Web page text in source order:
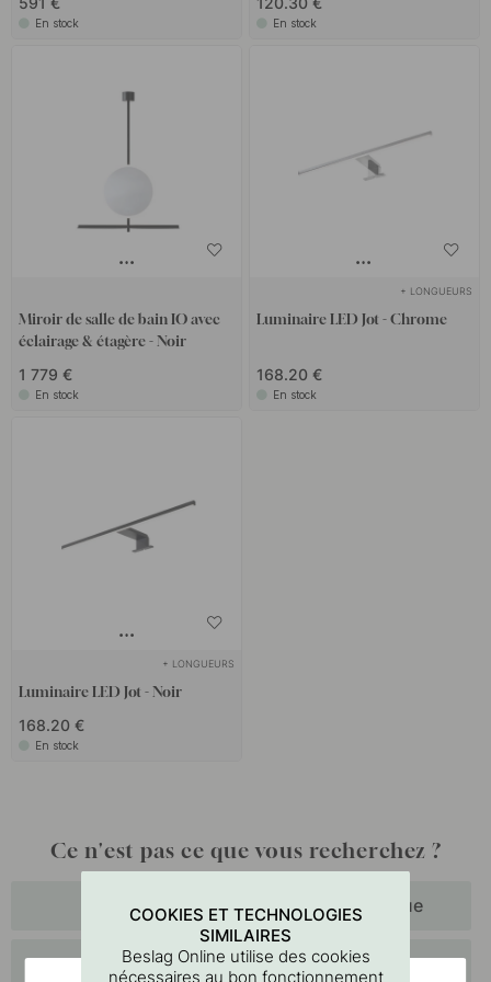
En stock En stock
Miroir de salle de bain IO avec
éclairage & étagère - Noir
1 779 €
En stock
+ LONGUEURS
Luminaire LED Jot - Chrome
168.20 €
En stock
+ LONGUEURS
Luminaire LED Jot - Noir
168.20 €
En stock
Ce n'est pas ce que vous recherchez ?
Spot LED Prise electrique
Bandes
Transformateur et
COOKIES ET TECHNOLOGIES
SIMILAIRES
Beslag Online utilise des cookies
nécessaires au bon fonctionnement